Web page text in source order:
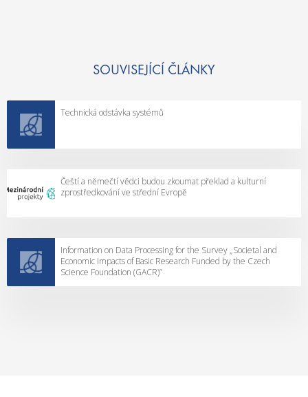
SOUVISEJÍCÍ ČLÁNKY
Technická odstávka systémů
Čeští a němečtí vědci budou zkoumat překlad a kulturní
zprostředkování ve střední Evropě
Information on Data Processing for the Survey „Societal and
Economic Impacts of Basic Research Funded by the Czech
Science Foundation (GACR)”